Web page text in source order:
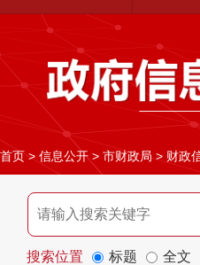
首页> 信息公开 > 市财政局 > 财政
搜索位置 标题 全文